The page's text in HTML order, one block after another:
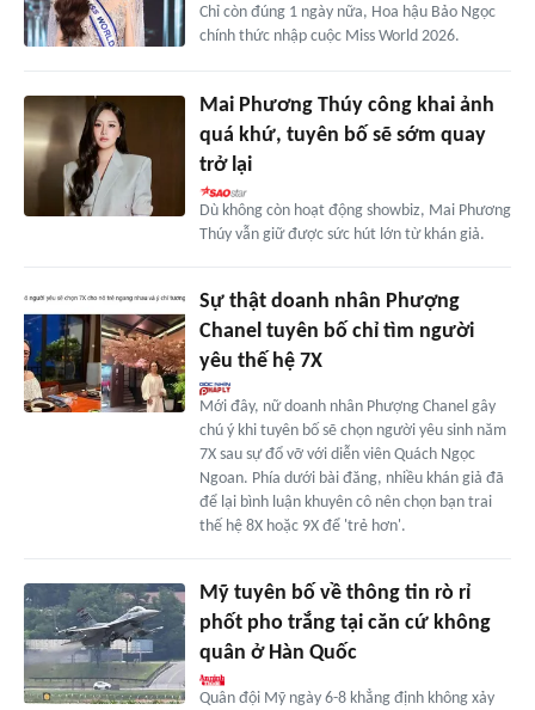
Chỉ còn đúng 1 ngày nữa, Hoa hậu Bảo Ngọc
chính thức nhập cuộc Miss World 2026.
Mai Phương Thúy công khai ảnh
quá khứ, tuyên bố sẽ sớm quay
trở lại
Dù không còn hoạt động showbiz, Mai Phương
Thúy vẫn giữ được sức hút lớn từ khán giả.
Sự thật doanh nhân Phượng
Chanel tuyên bố chỉ tìm người
yêu thế hệ 7X
Mới đây, nữ doanh nhân Phượng Chanel gây
chú ý khi tuyên bố sẽ chọn người yêu sinh năm
7X sau sự đổ vỡ với diễn viên Quách Ngọc
Ngoan. Phía dưới bài đăng, nhiều khán giả đã
để lại bình luận khuyên cô nên chọn bạn trai
thế hệ 8X hoặc 9X để 'trẻ hơn'.
Mỹ tuyên bố về thông tin rò rỉ
phốt pho trắng tại căn cứ không
quân ở Hàn Quốc
Quân đội Mỹ ngày 6-8 khẳng định không xảy